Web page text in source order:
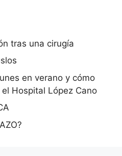
tras una cirugía
en verano y cómo
Hospital López Cano